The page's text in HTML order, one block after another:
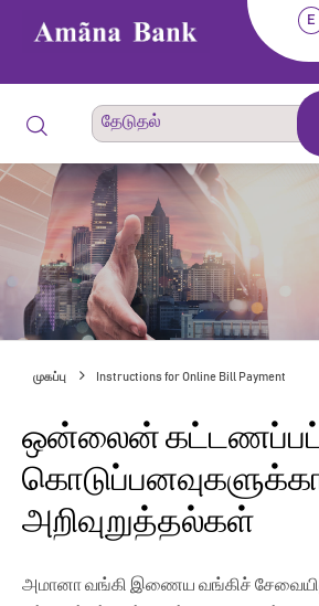
E
முகப்பு Instructions for Online Bill Payment
ஒன்லைன்
அறிவுறுத்தல்கள்
அமானா வங்கி இணைய வங்கிச்